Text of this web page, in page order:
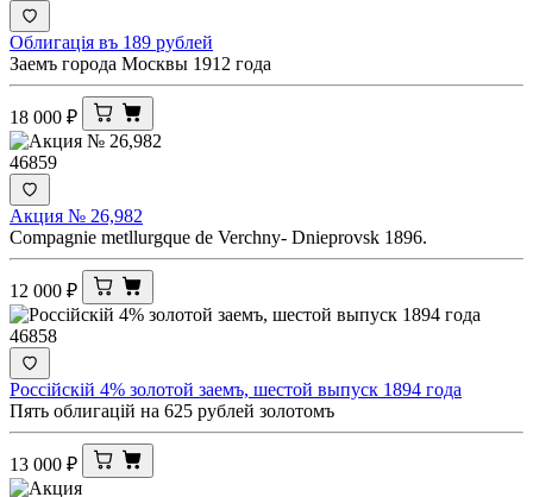
Облигацiя въ 189 рублей
Заемъ города Москвы 1912 года
18 000 ₽
46859
Акция № 26,982
Compagnie metllurgque de Verchny- Dnieprovsk 1896.
12 000 ₽
46858
Россiйскiй 4% золотой заемъ, шестой выпуск 1894 года
Пять облигацiй на 625 рублей золотомъ
13 000 ₽